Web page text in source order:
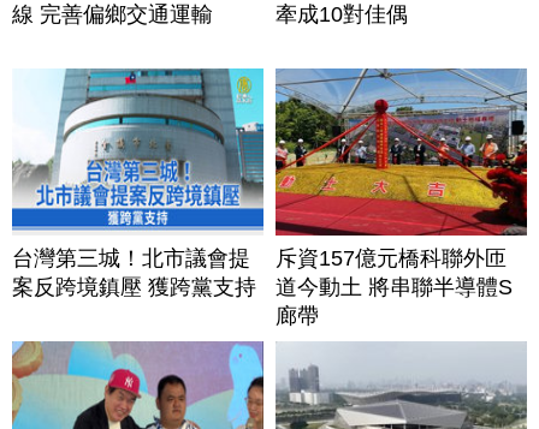
線 完善偏鄉交通運輸
牽成10對佳偶
台灣第三城！北市議會提
案反跨境鎮壓 獲跨黨支持
斥資157億元橋科聯外匝
道今動土 將串聯半導體S
廊帶